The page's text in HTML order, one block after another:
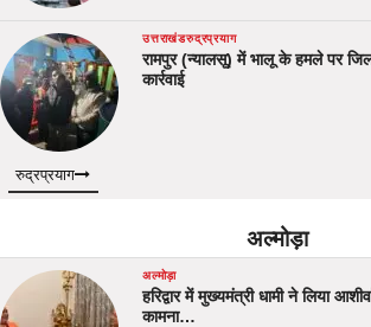
उत्तराखंडरुद्रप्रयाग
रामपुर (न्यालसू) में भालू के हमले पर
कार्रवाई
रुद्रप्रयाग
अल्मोड़ा
अल्मोड़ा
हरिद्वार में मुख्यमंत्री धामी ने लिया
कामना…